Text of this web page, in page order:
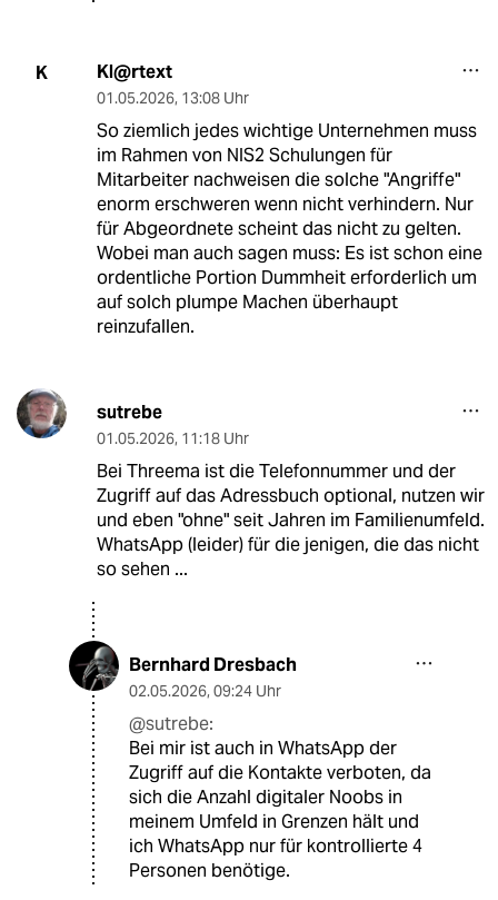
K Kl@rtext
01.05.2026, 13:08 Uhr
So ziemlich jedes wichtige Unternehmen muss
im Rahmen von NIS2 Schulungen für
Mitarbeiter nachweisen die solche "Angriffe"
enorm erschweren wenn nicht verhindern. Nur
für Abgeordnete scheint das nicht zu gelten.
Wobei man auch sagen muss: Es ist schon eine
ordentliche Portion Dummheit erforderlich um
auf solch plumpe Machen überhaupt
reinzufallen.
sutrebe
01.05.2026, 11:18 Uhr
Bei Threema ist die Telefonnummer und der
Zugriff auf das Adressbuch optional, nutzen wir
und eben "ohne" seit Jahren im Familienumfeld.
WhatsApp (leider) für die jenigen, die das nicht
so sehen ...
Bernhard Dresbach
02.05.2026, 09:24 Uhr
@sutrebe:
Bei mir ist auch in WhatsApp der
Zugriff auf die Kontakte verboten, da
sich die Anzahl digitaler Noobs in
meinem Umfeld in Grenzen hält und
ich WhatsApp nur für kontrollierte 4
Personen benötige.